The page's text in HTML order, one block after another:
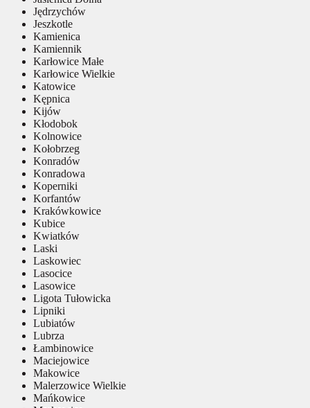
Jędrzychów
Jeszkotle
Kamienica
Kamiennik
Karłowice Małe
Karłowice Wielkie
Katowice
Kępnica
Kijów
Kłodobok
Kolnowice
Kołobrzeg
Konradów
Konradowa
Koperniki
Korfantów
Krakówkowice
Kubice
Kwiatków
Laski
Laskowiec
Lasocice
Lasowice
Ligota Tułowicka
Lipniki
Lubiatów
Lubrza
Łambinowice
Maciejowice
Makowice
Malerzowice Wielkie
Mańkowice